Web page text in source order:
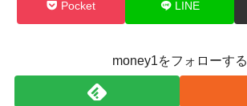
Pocket LINE
money1をフォローする